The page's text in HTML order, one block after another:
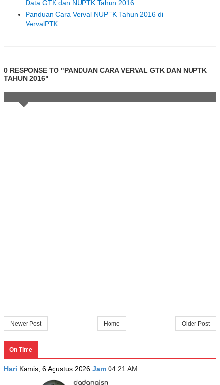
Data GTK dan NUPTK Tahun 2016
Panduan Cara Verval NUPTK Tahun 2016 di
VervalPTK
0 RESPONSE TO "PANDUAN CARA VERVAL GTK DAN NUPTK
TAHUN 2016"
Newer Post Older Post
Home
On Time
Hari Kamis, 6 Agustus 2026 Jam 04:21 AM